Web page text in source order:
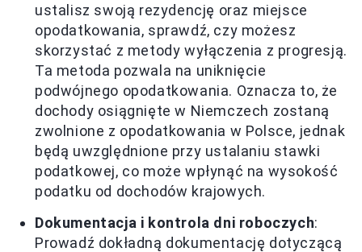
ustalisz swoją rezydencję oraz miejsce
opodatkowania, sprawdź, czy możesz
skorzystać z metody wyłączenia z progresją.
Ta metoda pozwala na uniknięcie
podwójnego opodatkowania. Oznacza to, że
dochody osiągnięte w Niemczech zostaną
zwolnione z opodatkowania w Polsce, jednak
będą uwzględnione przy ustalaniu stawki
podatkowej, co może wpłynąć na wysokość
podatku od dochodów krajowych.
Dokumentacja i kontrola dni roboczych:
Prowadź dokładną dokumentację dotyczącą